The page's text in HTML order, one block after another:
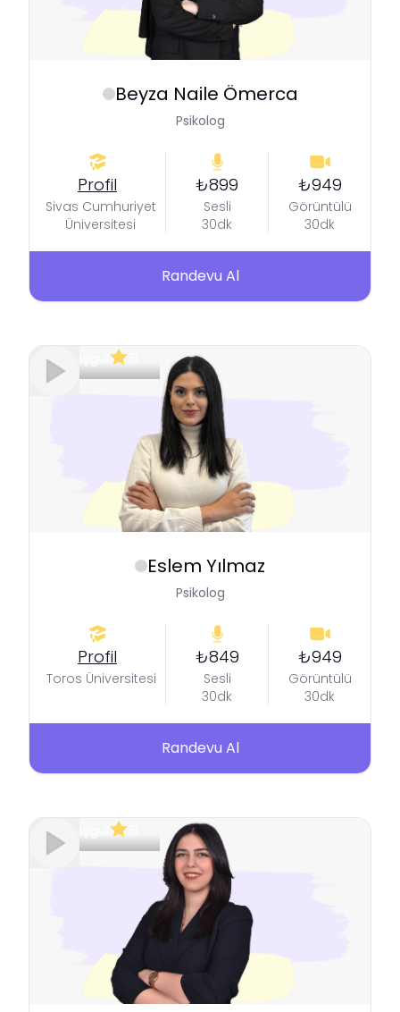
Beyza Naile Ömerca
Psikolog
Profil
Sivas Cumhuriyet
Üniversitesi
₺899
Sesli
30dk
₺949
Görüntülü
30dk
Randevu Al
Eslem Yılmaz
Psikolog
Profil
Toros Üniversitesi
₺849
Sesli
30dk
₺949
Görüntülü
30dk
Randevu Al